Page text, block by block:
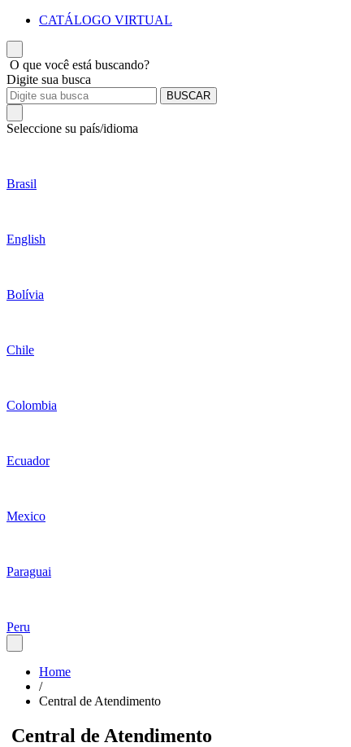
CATÁLOGO VIRTUAL
O que você está buscando?
Digite sua busca
BUSCAR
Seleccione su país/idioma
Brasil
English
Bolívia
Chile
Colombia
Ecuador
Mexico
Paraguai
Peru
Home
/
Central de Atendimento
Central de Atendimento